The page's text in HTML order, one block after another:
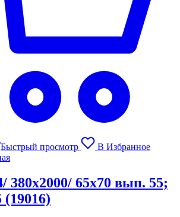
Быстрый просмотр
В Избранное
380х2000/ 65х70 вып. 55;
(19016)